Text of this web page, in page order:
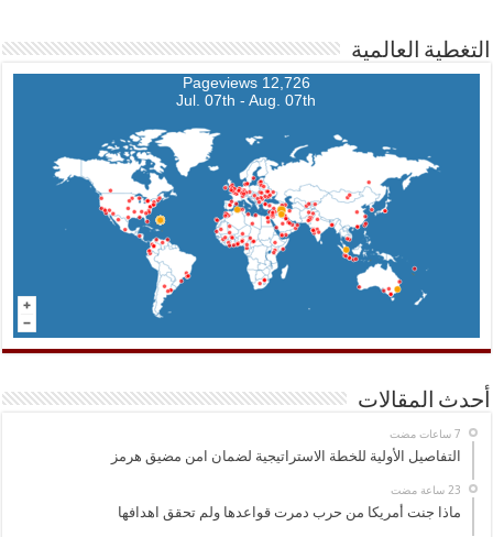
التغطية العالمية
12,726 Pageviews
Jul. 07th - Aug. 07th
أحدث المقالات
التفاصيل الأولية للخطة الاستراتيجية لضمان امن مضيق هرمز
ماذا جنت أمريكا من حرب دمرت قواعدها ولم تحقق اهدافها